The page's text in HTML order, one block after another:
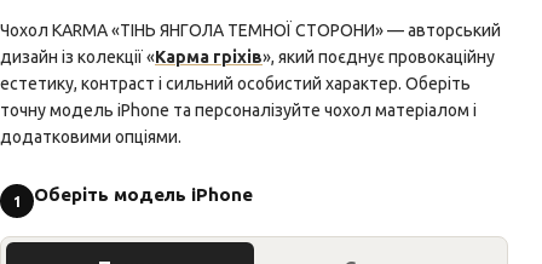
Чохол KARMA «ТІНЬ ЯНГОЛА ТЕМНОЇ СТОРОНИ» — авторський
дизайн із колекції «Карма гріхів», який поєднує провокаційну
естетику, контраст і сильний особистий характер. Оберіть
точну модель iPhone та персоналізуйте чохол матеріалом і
додатковими опціями.
1 Оберіть модель iPhone